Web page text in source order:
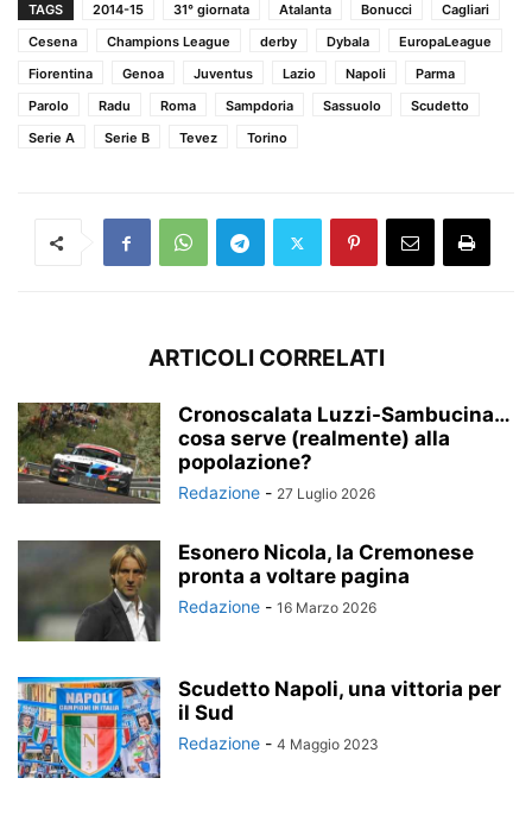
TAGS 2014-15 31° giornata Atalanta Bonucci
Cagliari
Cesena
Champions League derby Dybala
EuropaLeague
Fiorentina
Genoa Juventus Lazio Napoli
Parma
Parolo
Radu Roma Sampdoria Sassuolo
Scudetto
Serie A
Serie B Tevez Torino
ARTICOLI CORRELATI
Cronoscalata Luzzi-Sambucina…
cosa serve (realmente) alla
popolazione?
Redazione - 27 Luglio 2026
Esonero Nicola, la Cremonese
pronta a voltare pagina
Redazione - 16 Marzo 2026
Scudetto Napoli, una vittoria per
il Sud
Redazione - 4 Maggio 2023